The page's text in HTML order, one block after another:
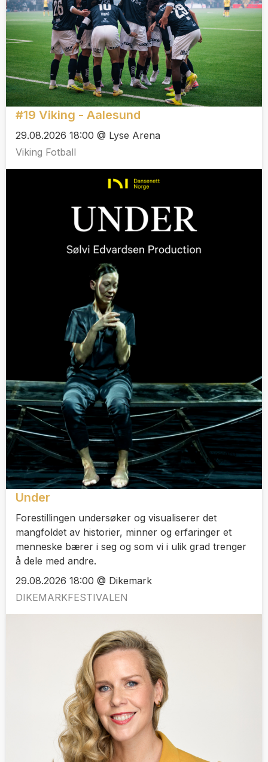
#19 Viking - Aalesund
29.08.2026 18:00 @ Lyse Arena
Viking Fotball
Under
Forestillingen undersøker og visualiserer det
mangfoldet av historier, minner og erfaringer et
menneske bærer i seg og som vi i ulik grad trenger
å dele med andre.
29.08.2026 18:00 @ Dikemark
DIKEMARKFESTIVALEN